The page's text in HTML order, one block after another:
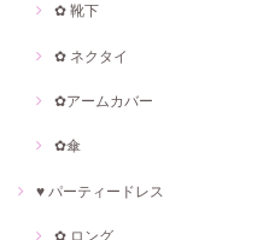
✿ 靴下
✿ ネクタイ
✿アームカバー
✿傘
♥ パーティードレス
✿ ロング